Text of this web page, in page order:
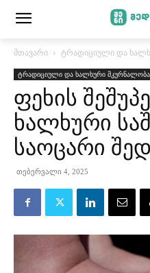
მთავარი ტრადიციული და
ტრადიციული და ხალხური მკურნალობა
ფეხის
ხალხური
საოცარი
თებერვალი 4, 2025